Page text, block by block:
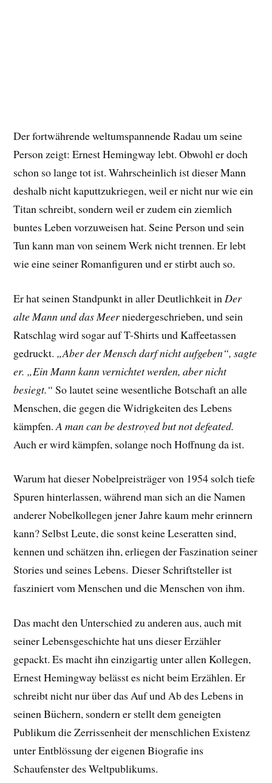
Der fortwährende weltumspannende Radau um seine
Person zeigt: Ernest Hemingway lebt. Obwohl er doch
schon so lange tot ist. Wahrscheinlich ist dieser Mann
deshalb nicht kaputtzukriegen, weil er nicht nur wie ein
Titan schreibt, sondern weil er zudem ein ziemlich
buntes Leben vorzuweisen hat. Seine Person und sein
Tun kann man von seinem Werk nicht trennen. Er lebt
wie eine seiner Romanfiguren und er stirbt auch so.
Er hat seinen Standpunkt in aller Deutlichkeit in Der
alte Mann und das Meerniedergeschrieben, und sein
Ratschlag wird sogar auf T-Shirts und Kaffeetassen
gedruckt. „Aber der Mensch darf nicht aufgeben“, sagte
er. „Ein Mann kann vernichtet werden, aber nicht
besiegt.“So lautet seine wesentliche Botschaft an alle
Menschen, die gegen die Widrigkeiten des Lebens
kämpfen. A man can be destroyed but not defeated.
Auch er wird kämpfen, solange noch Hoffnung da ist.
Warum hat dieser Nobelpreisträger von 1954 solch tiefe
Spuren hinterlassen, während man sich an die Namen
anderer Nobelkollegen jener Jahre kaum mehr erinnern
kann? Selbst Leute, die sonst keine Leseratten sind,
kennen und schätzen ihn, erliegen der Faszination seiner
Stories und seines Lebens. Dieser Schriftsteller ist
fasziniert vom Menschen und die Menschen von ihm.
Das macht den Unterschied zu anderen aus, auch mit
seiner Lebensgeschichte hat uns dieser Erzähler
gepackt. Es macht ihn einzigartig unter allen Kollegen,
Ernest Hemingway belässt es nicht beim Erzählen. Er
schreibt nicht nur über das Auf und Ab des Lebens in
seinen Büchern, sondern er stellt dem geneigten
Publikum die Zerrissenheit der menschlichen Existenz
unter Entblössung der eigenen Biografie ins
Schaufenster des Weltpublikums.